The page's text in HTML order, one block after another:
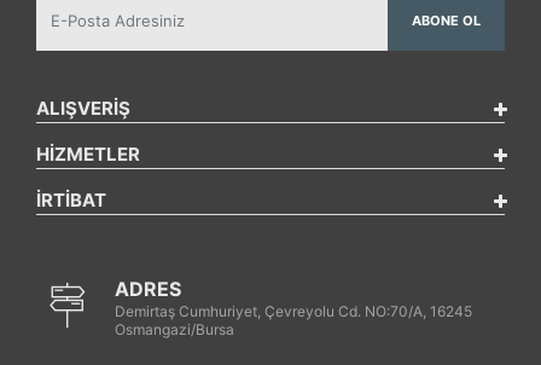
ABONE OL
ALIŞVERİŞ
HİZMETLER
İRTİBAT
ADRES
Demirtaş Cumhuriyet, Çevreyolu Cd. NO:70/A, 16245
Osmangazi/Bursa